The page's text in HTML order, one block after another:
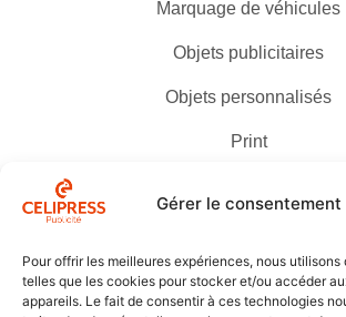
Gérer le consentement
Pour offrir les meilleures expériences, nous
telles que les cookies pour stocker et/ou accéder
appareils. Le fait de consentir à ces technologies
Marquage de véhicules
Objets publicitaires
Objets personnalisés
Print
320 Route de Condom